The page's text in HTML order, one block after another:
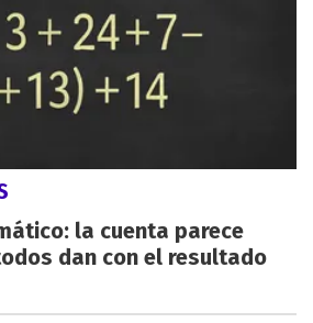
la cuenta parece
dan con el resultado